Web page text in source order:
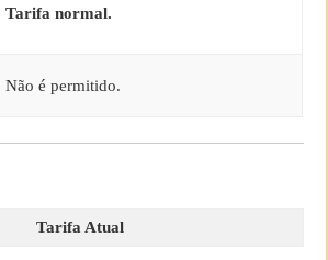
Tarifa normal.
Não é permitido.
Tarifa Atual